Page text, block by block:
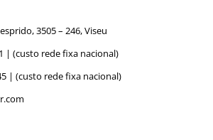
3505 – 246, Viseu
| (custo rede fixa nacional)
| (custo rede fixa nacional)